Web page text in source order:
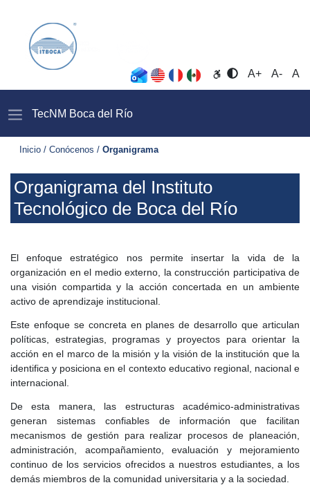
Opciones de
A+ A- A
TecNM Boca del Rí­o
Inicio / Conócenos / Organigrama
Organigrama del Instituto
Tecnológico de Boca del Río
El enfoque estratégico nos permite insertar la vida de la
organización en el medio externo, la construcción participativa de
una visión compartida y la acción concertada en un ambiente
activo de aprendizaje institucional.
Este enfoque se concreta en planes de desarrollo que articulan
políticas, estrategias, programas y proyectos para orientar la
acción en el marco de la misión y la visión de la institución que la
identifica y posiciona en el contexto educativo regional, nacional e
internacional.
De esta manera, las estructuras académico-administrativas
generan sistemas confiables de información que facilitan
mecanismos de gestión para realizar procesos de planeación,
administra​ción, acompañamiento, evaluación y mejoramiento
continuo de los servicios ofrecidos a nuestros estudiantes, a los
demás miembros de la comunidad universitaria y a la sociedad.​